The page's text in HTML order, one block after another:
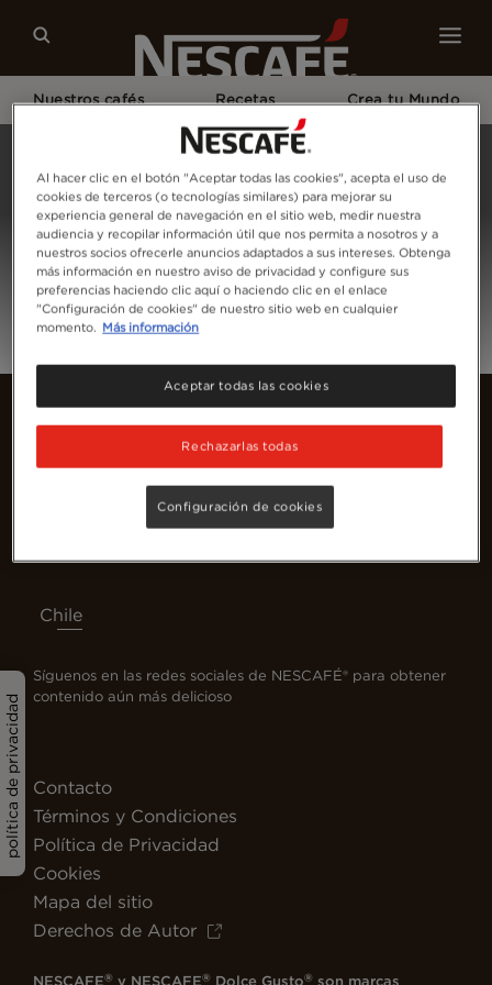
Nuestros cafés Recetas Crea tu Mundo
Inicia Sesión
política de privacidad
Chile
Síguenos en las redes sociales de NESCAFÉ® para obtener
contenido aún más delicioso
Contacto
Términos y Condiciones
Política de Privacidad
Cookies
Mapa del sitio
Derechos de Autor
Al hacer clic en el botón "Aceptar todas las cookies", acepta el uso de
cookies de terceros (o tecnologías similares) para mejorar su
experiencia general de navegación en el sitio web, medir nuestra
audiencia y recopilar información útil que nos permita a nosotros y a
nuestros socios ofrecerle anuncios adaptados a sus intereses. Obtenga
más información en nuestro aviso de privacidad y configure sus
preferencias haciendo clic aquí o haciendo clic en el enlace
"Configuración de cookies" de nuestro sitio web en cualquier
momento. Más información
Rechazarlas todas
Aceptar todas las cookies
Configuración de cookies